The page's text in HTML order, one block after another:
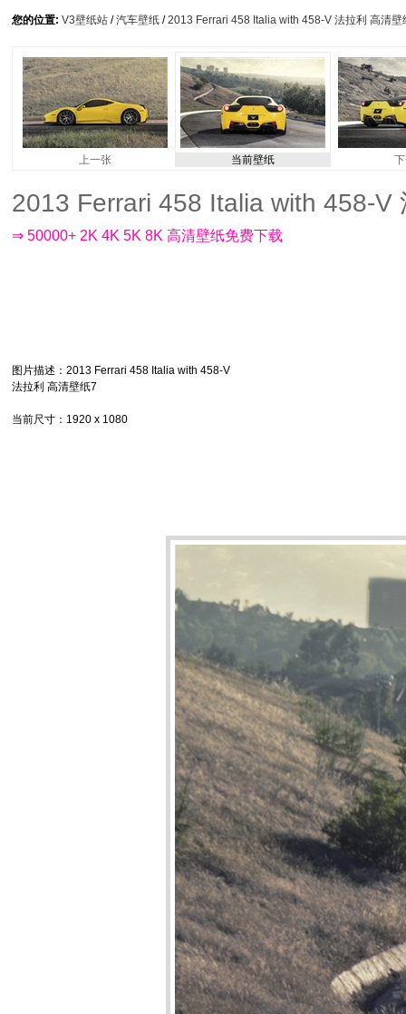
您的位置: V3壁纸站 /汽车壁纸 /2013 Ferrari 458 Italia with 458-V 法拉利 高清壁
上一张 当前壁纸
2013 Ferrari 458 Italia with 458-V
⇒ 50000+ 2K 4K 5K 8K 高清壁纸免费下载
图片描述 ：2013 Ferrari 458 Italia with 458-V
法拉利 高清壁纸7
当前尺寸 ：1920 x 1080